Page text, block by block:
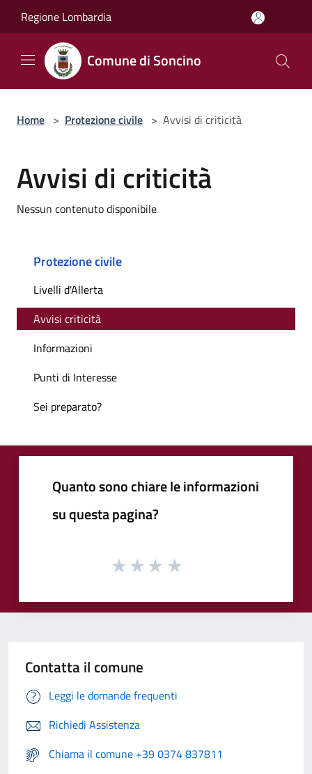
Regione Lombardia
Comune di Soncino
Home > Protezione civile > Avvisi di criticità
Avvisi di criticità
Nessun contenuto disponibile
Protezione civile
Livelli d'Allerta
Avvisi criticità
Informazioni
Punti di Interesse
Sei preparato?
Quanto sono chiare le informazioni
su questa pagina?
Contatta il comune
Leggi le domande frequenti
Richiedi Assistenza
Chiama il comune +39 0374 837811